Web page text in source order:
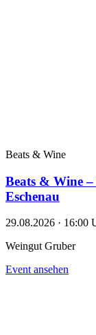
Beats & Wine
Beats & Wine
Eschenau
29.08.2026 · 16:00
Weingut Gruber
Event ansehen